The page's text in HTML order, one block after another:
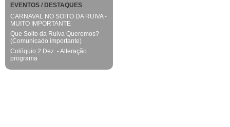
EVENTOS / DESTAQUES
CARNAVAL NO SOITO DA RUIVA -
MUITO IMPORTANTE
Que Soito da Ruiva Queremos?
(Comunicado importante)
Colóquio 2 Dez. - Alteração
programa